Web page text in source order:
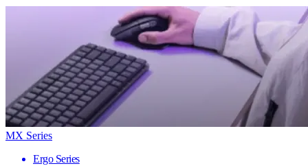
MX Series
Ergo Series